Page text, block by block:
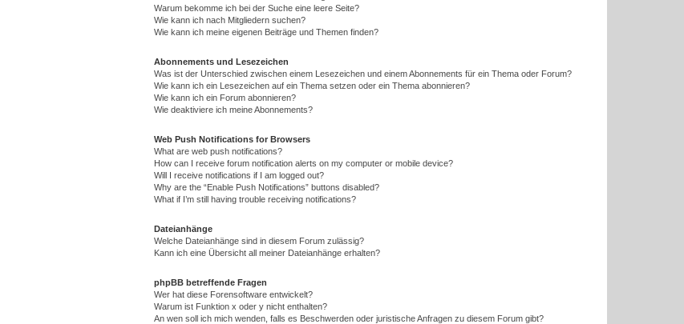
Warum bekomme ich bei der Suche eine leere Seite?
Wie kann ich nach Mitgliedern suchen?
Wie kann ich meine eigenen Beiträge und Themen finden?
Abonnements und Lesezeichen
Was ist der Unterschied zwischen einem Lesezeichen und einem Abonnements für ein Thema oder Forum?
Wie kann ich ein Lesezeichen auf ein Thema setzen oder ein Thema abonnieren?
Wie kann ich ein Forum abonnieren?
Wie deaktiviere ich meine Abonnements?
Web Push Notifications for Browsers
What are web push notifications?
How can I receive forum notification alerts on my computer or mobile device?
Will I receive notifications if I am logged out?
Why are the “Enable Push Notifications” buttons disabled?
What if I’m still having trouble receiving notifications?
Dateianhänge
Welche Dateianhänge sind in diesem Forum zulässig?
Kann ich eine Übersicht all meiner Dateianhänge erhalten?
phpBB betreffende Fragen
Wer hat diese Forensoftware entwickelt?
Warum ist Funktion x oder y nicht enthalten?
An wen soll ich mich wenden, falls es Beschwerden oder juristische Anfragen zu diesem Forum gibt?